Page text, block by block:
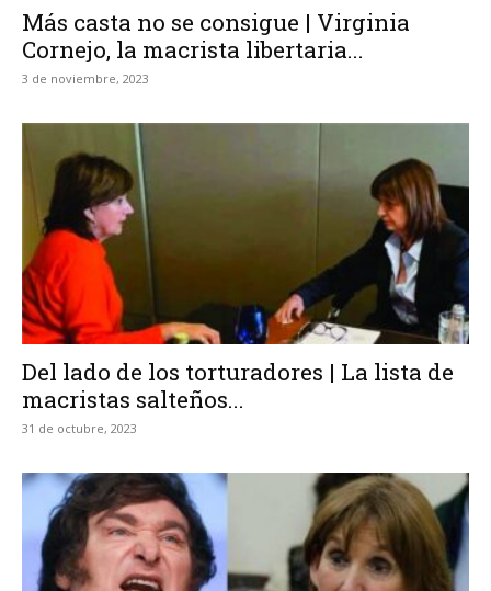
Más casta no se consigue | Virginia
Cornejo, la macrista libertaria...
3 de noviembre, 2023
Del lado de los torturadores | La lista de
macristas salteños...
31 de octubre, 2023